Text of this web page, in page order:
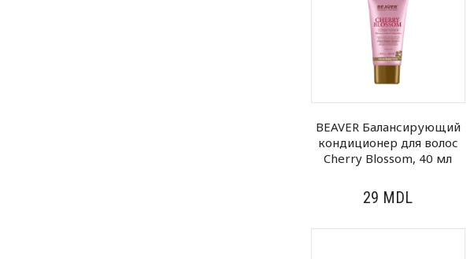
BEAVER Балансирующий
кондиционер для волос
Cherry Blossom, 40 мл
29 MDL